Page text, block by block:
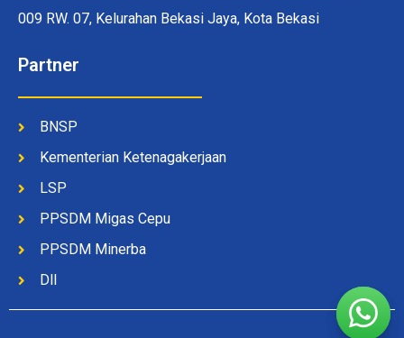
009 RW. 07, Kelurahan Bekasi Jaya, Kota Bekasi
Partner
BNSP
Kementerian Ketenagakerjaan
LSP
PPSDM Migas Cepu
PPSDM Minerba
Dll